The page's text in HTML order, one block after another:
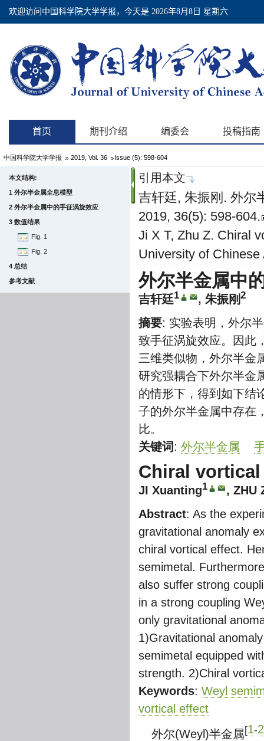
中国科学院大学学报 2019, Vol. 36 Issue (5): 598-604
本文结构:
1 外尔半金属全息模型
2 外尔半金属中的手征涡旋效应
3 数值结果
Fig. 1
Fig. 2
4 总结
参考文献
引用本文
吉轩廷, 朱振刚. 外尔
2019, 36(5): 598-604.
Ji X T, Zhu Z. Chiral
University of
外尔半金属中
吉轩廷1 , 朱振刚 2
摘要: 实验表明，外尔
致手征涡旋效应。因此
三维类似物，外尔半金
研究强耦合下外尔半金
的情形下，得到如下结
子的外尔半金属中存在
比。
关键词: 外尔半金属
Chiral
JI Xuanting1
, ZHU
Abstract: As the
gravitational anomaly
chiral vortical effect.
semimetal.
also suffer strong
in a strong coupling
only gravitational
1)Gravitational
semimetal equipped
strength. 2)Chiral
Keywords: Weyl
vortical effect
外尔(Weyl)半金属[1-2